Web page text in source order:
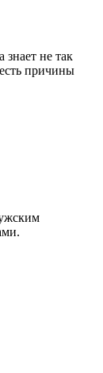
знает не так
причины